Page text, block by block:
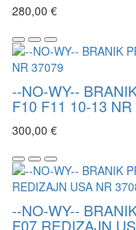
280,00 €
--NO-WY--
F10 F11 10-13
300,00 €
--NO-WY--
F07 REDIZAJN